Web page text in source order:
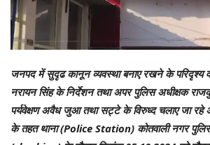
जनपद में सुदृढ कानून व्यवस्था बनाए रखने के परिदृश्य
नरायन सिंह के निर्देशन तथा अपर पुलिस अधीक्षक
पर्यवेक्षण अवैध जुआ तथा सट्टे के विरुध्द चलाए जा
के तहत थाना (Police Station) कोतवाली नगर पुलिस